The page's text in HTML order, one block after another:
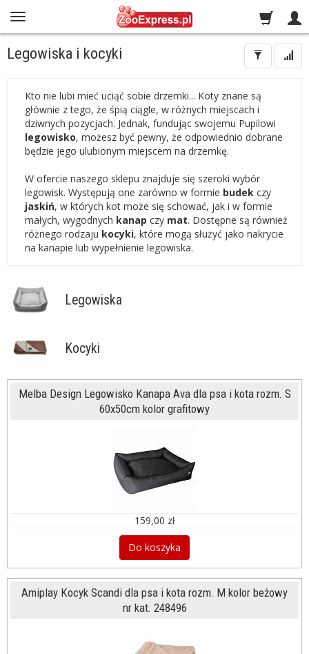
Legowiska i kocyki
Kto nie lubi mieć uciąć sobie drzemki... Koty znane są
głównie z tego, że śpią ciągle, w różnych miejscach i
dziwnych pozycjach. Jednak, fundując swojemu Pupilowi
legowisko, możesz być pewny, że odpowiednio dobrane
będzie jego ulubionym miejscem na drzemkę.
W ofercie naszego sklepu znajduje się szeroki wybór
legowisk. Występują one zarówno w formie budek czy
jaskiń, w których kot może się schować, jak i w formie
małych, wygodnych kanap czy mat. Dostępne są również
różnego rodzaju kocyki, które mogą służyć jako nakrycie
na kanapie lub wypełnienie legowiska.
Legowiska
Kocyki
Melba Design Legowisko Kanapa Ava dla psa i kota rozm. S
60x50cm kolor grafitowy
159,00 zł
Do koszyka
Amiplay Kocyk Scandi dla psa i kota rozm. M kolor beżowy
nr kat. 248496